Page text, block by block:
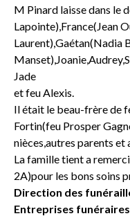
M Pinard laisse dans le
Lapointe),France(Jean
Laurent),Gaétan(Nadia
Jade
et feu Alexis.
Il était le beau-frère de
Fortin(feu Prosper
nièces,autres parents et
La famille tient a
2A)pour les bons soins
Direction des
Entreprises